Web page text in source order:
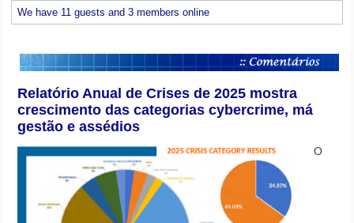
We have 11 guests and 3 members online
Relatório Anual de Crises de 2025 mostra
crescimento das categorias cybercrime, má
gestão e assédios
O